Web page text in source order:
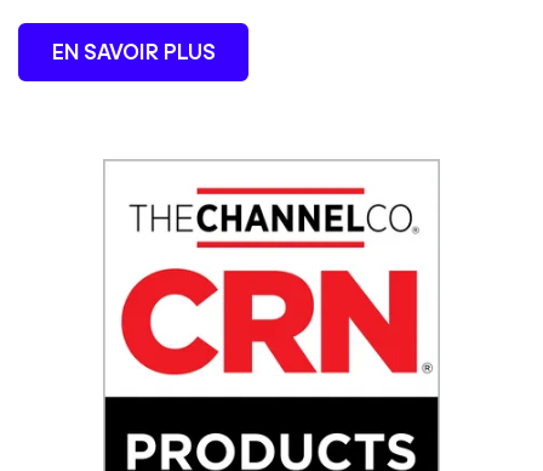
EN SAVOIR PLUS